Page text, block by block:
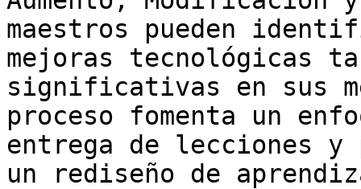
maestros pueden
mejoras tecnológicas
significativas en sus
proceso fomenta un
entrega de lecciones y
un rediseño de